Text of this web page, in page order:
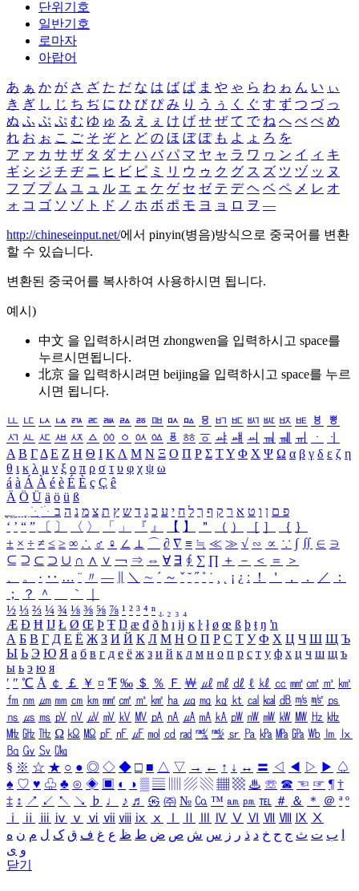
단위기호
일반기호
로마자
아랍어
あ ぁ か が さ ざ た だ な は ば ぱ ま や ゃ ら わ ゎ ん い ぃ
き ぎ し じ ち ぢ に ひ び ぴ み り う ぅ く ぐ す ず つ づ っ
ぬ ふ ぶ ぷ む ゆ ゅ る え ぇ け げ せ ぜ て で ね へ べ ぺ め
れ お ぉ こ ご そ ぞ と ど の ほ ぼ ぽ も よ ょ ろ を
ア ァ カ サ ザ タ ダ ナ ハ バ パ マ ヤ ャ ラ ワ ヮ ン イ ィ キ
ギ シ ジ チ ヂ ニ ヒ ビ ピ ミ リ ウ ゥ ク グ ス ズ ツ ヅ ッ ヌ
フ ブ プ ム ユ ュ ル エ ェ ケ ゲ セ ゼ テ デ ヘ ベ ペ メ レ オ
ォ コ ゴ ソ ゾ ト ド ノ ホ ボ ポ モ ヨ ョ ロ ヲ ―
http://chineseinput.net/에서 pinyin(병음)방식으로 중국어를 변환
할 수 있습니다.
변환된 중국어를 복사하여 사용하시면 됩니다.
예시)
中文 을 입력하시려면 zhongwen을 입력하시고 space를
누르시면됩니다.
北京 을 입력하시려면 beijing을 입력하시고 space를 누르
시면 됩니다.
ㅥ ㅦ ㅧ ㅨ ㅩ ㅪ ㅫ ㅬ ㅭ ㅮ ㅯ ㅰ ㅱ ㅲ ㅳ ㅴ ㅵ ㅶ ㅷ ㅸ
ㅹ
ㅺ ㅻ ㅼ ㅽ ㅾ ㅿ ㆀ ㆁ ㆂ ㆃ ㆄ ㆅ ㆆ ㆇ ㆈ ㆉ ㆊ ㆋ ㆌ ㆍ
ㆎ
Α Β ΓΔ Ε Ζ Η Θ Ι ΚΛ Μ Ν Ξ Ο Π Ρ Σ ΤΥ Φ Χ Ψ Ω α β γ δ ε ζ η
θ ι κ λ μ ν ξ ο π ρ σ τ υ φ χ ψ ω
á à Á À é è É È ç Ç ê
Ä Ö Ü ä ö ü ß
ִֶֹ ֻּ ׁׂ פ ם ן ו ט א ר ק ף ך ל ח י ע כ ג ד ש ץ ת צ מ נ ה ב
‘ ’ “ ” 〔 〕 〈 〉 「 」 『 』 【 】 ＂ （ ） ［ ］ ｛ ｝
± × ÷ ≠ ≤ ≥ ∞ ∴ ♂ ♀ ∠ ⊥ ⌒ ∂ ∇ ≡ ≒ ≪ ≫ √ ∽ ∝ ∵ ∫ ∬ ∈ ∋
⊆ ⊇ ⊂ ⊃ ∪ ∩ ∧ ∨ ￢ ⇒ ⇔ ∀ ∃ ∮ ∑ ∏ ＋ － ＜ ＝
＞
、
。 · ‥ … ¨ 〃 ― ＼ ∼ ´ ～ ˇ ˘ ˝ ˚ ˙ ¸ ¡ ¿ ː ！ ＇ ， ． ／
：
；
？ ＾ ｀
½ ⅓ ⅔ ¼ ¾ ⅛ ⅜ ⅝ ⅞ ¹ ² ³ ⁴ ⁿ ₁ ₂ ₃ ₄
Æ Ð Ħ Ĳ Ł Ø Œ Þ Ŧ Ŋ æ đ ð ħ ı ĳ ĸ ŀ ł ø œ ß þ ŧ ŋ ŉ
А Б В Г Д Е Ё Ж З И Й К Л М Н О П Р С Т У Ф Х Ц Ч Ш Щ Ъ
Ы Ь Э Ю Я а б в г д е ё ж з и й к л м н о п р с т у ф х ц ч ш щ ъ
ы ь э ю я
′ ″ ℃ Å ￠ ￡ ￥ ¤ ℉ ‰ ＄ ％ Ｆ ￦ ㎕ ㎖ ㎗ ℓ ㎘ ㏄ ㎣ ㎤ ㎥ ㎦
㎙ ㎚ ㎛ ㎜ ㎝ ㎞ ㎟ ㎠ ㎡ ㎢ ㏊ ㎍ ㎎ ㎏ ㏏ ㎈ ㎉ ㏈ ㎧ ㎨ ㎰
㎱ ㎲ ㎳ ㎴ ㎵ ㎶ ㎷ ㎸ ㎹ ㎀ ㎁ ㎂ ㎃ ㎄ ㎺ ㎻ ㎽ ㎾ ㎿ ㎐ ㎑
㎒ ㎓ ㎔ Ω ㏀ ㏁ ㎊ ㎋ ㎌ ㏖ ㏅ ㎭ ㎮ ㎯ ㏛ ㎩ ㎪ ㎫ ㎬ ㏝ ㏐
㏓
㏃ ㏉ ㏜ ㏆
§ ※ ☆ ★ ○ ● ◎ ◇ ◆ □ ■ △ ▽ → ← ↑ ↓ ↔ 〓 ◁ ◀ ▷ ▶ ♤
♠ ♡ ♥ ♧ ♣ ⊙ ◈ ▣ ◐ ◑ ▒ ▤ ▨ ▧ ▦ ▩ ♨ ☏ ☎ ☜ ☞ ¶ †
‡ ↕ ↗ ↙ ↖ ↘ ♭ ♩ ♪ ♬ ㉿ ㈜ № ㏇ ™ ㏂ ㏘ ℡ ＃ ＆ ＊ ＠ ª º
ⅰ
ⅱ ⅲ ⅳ ⅴ ⅵ ⅶ ⅷ ⅸ ⅹ Ⅳ Ⅴ Ⅵ Ⅶ Ⅷ Ⅸ Ⅹ
ب ت ث ج ح خ د ذ ر ز س ش ص ض ط ظ ع غ ف ق ک ل م ن ه
و ی
닫기